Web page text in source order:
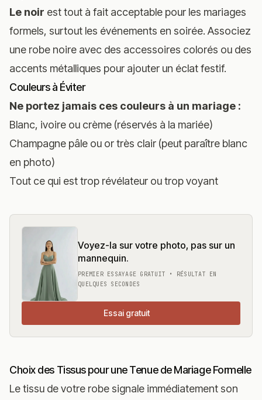
Le noir est tout à fait acceptable pour les mariages
formels, surtout les événements en soirée. Associez
une robe noire avec des accessoires colorés ou des
accents métalliques pour ajouter un éclat festif.
Couleurs à Éviter
Ne portez jamais ces couleurs à un mariage :
Blanc, ivoire ou crème (réservés à la mariée)
Champagne pâle ou or très clair (peut paraître blanc
en photo)
Tout ce qui est trop révélateur ou trop voyant
Voyez-la sur votre photo, pas sur un
mannequin.
PREMIER ESSAYAGE GRATUIT • RÉSULTAT EN
QUELQUES SECONDES
Essai gratuit
Choix des Tissus pour une Tenue de Mariage Formelle
Le tissu de votre robe signale immédiatement son